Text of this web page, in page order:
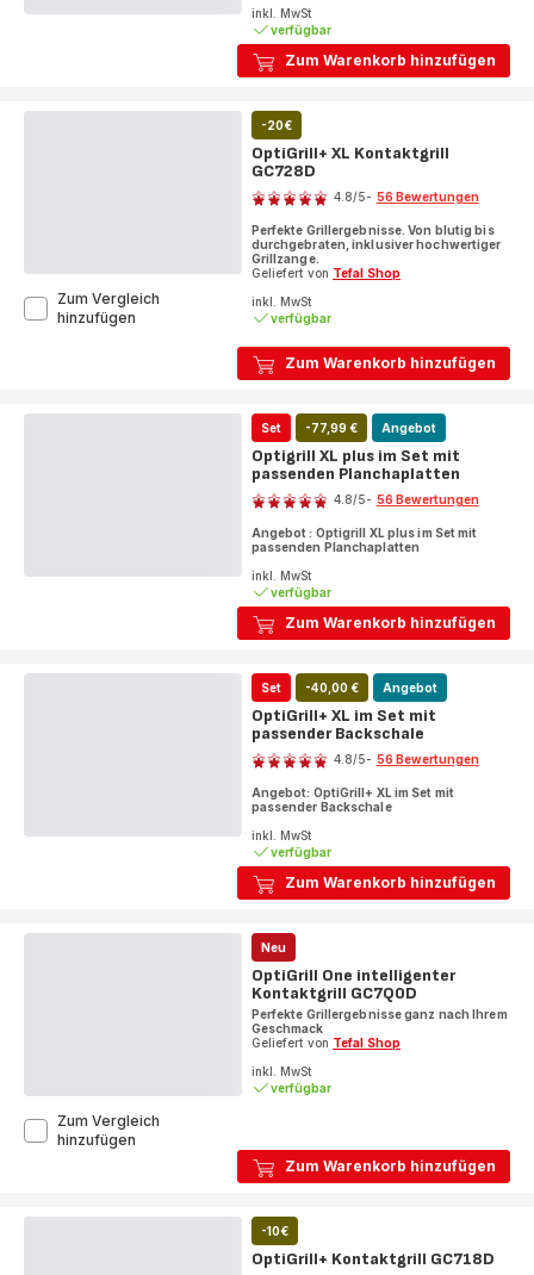
Zum Warenkorb hinzufügen
inkl. MwSt
verfügbar
Zum Warenkorb hinzufügen
-20€
OptiGrill+ XL Kontaktgrill
GC728D
Bewertung
4.8/5- 56 Bewertungen
Perfekte Grillergebnisse. Von blutig bis
durchgebraten, inklusiver hochwertiger
Grillzange.
Geliefert von Tefal Shop
inkl. MwSt
verfügbar
Zum Vergleich
hinzufügen
Zum Warenkorb hinzufügen
Set -77,99 € Angebot
Optigrill XL plus im Set mit
passenden Planchaplatten
Bewertung
4.8/5- 56 Bewertungen
Angebot : Optigrill XL plus im Set mit
passenden Planchaplatten
inkl. MwSt
verfügbar
Zum Warenkorb hinzufügen
Set -40,00 € Angebot
OptiGrill+ XL im Set mit
passender Backschale
Bewertung
4.8/5- 56 Bewertungen
Angebot: OptiGrill+ XL im Set mit
passender Backschale
inkl. MwSt
verfügbar
Zum Warenkorb hinzufügen
Neu
OptiGrill One intelligenter
Kontaktgrill GC7Q0D
Perfekte Grillergebnisse ganz nach Ihrem
Geschmack
Geliefert von Tefal Shop
inkl. MwSt
verfügbar
Zum Vergleich
hinzufügen
GC7Q0D
-10€
OptiGrill+ Kontaktgrill GC718D
Bewertung